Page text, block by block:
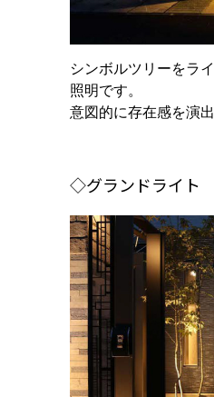
シンボルツリーをラ
照明です。
意図的に存在感を演
◇グランドライト